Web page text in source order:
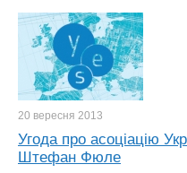
20 вересня 2013
Угода про асоціацію
Штефан Фюле